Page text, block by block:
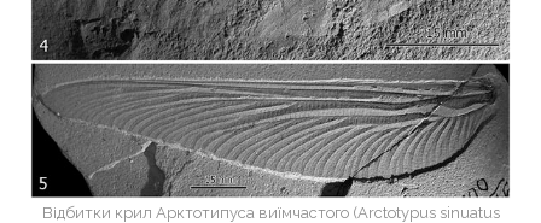
Відбитки крил Арктотипуса виїмчастого (Arctotypus sinuatus